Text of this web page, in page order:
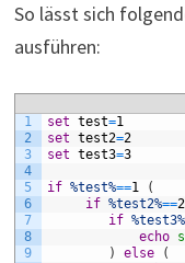
So lässt sich
ausführen:
1
2
3
4
5
6
7
8
9
set test=1
set test2=2
set test3=3
if %test%==1
(
if %test2%==2
if %test3%
echo
)
else
(